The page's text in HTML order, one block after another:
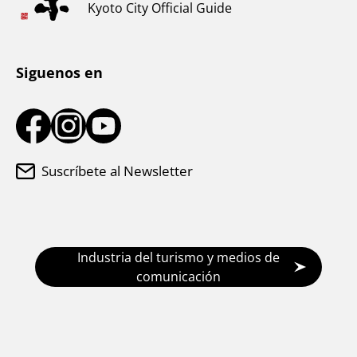
Kyoto City Official Guide
Siguenos en
Suscríbete al Newsletter
Industria del turismo y medios de
comunicación